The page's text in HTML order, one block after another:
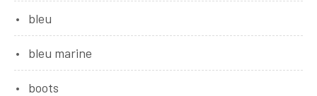
bleu
bleu marine
boots